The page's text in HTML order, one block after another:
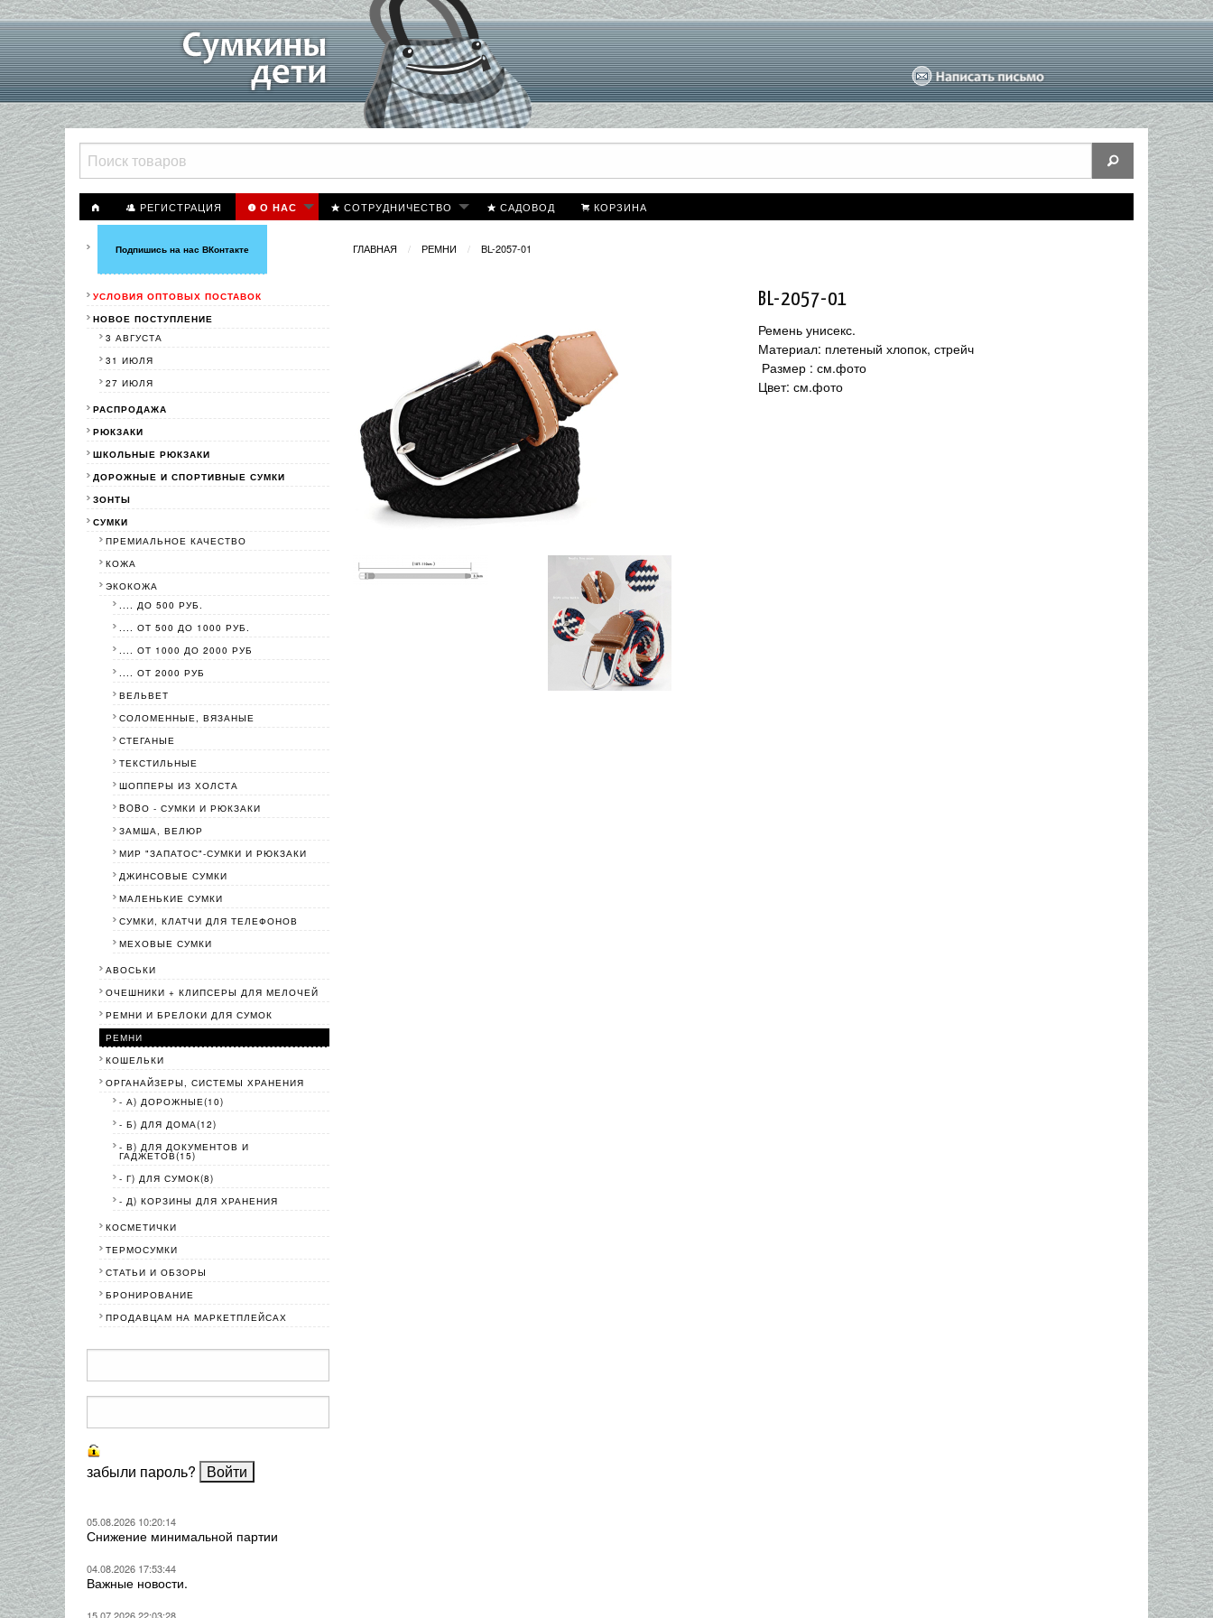
РЕГИСТРАЦИЯ О НАС СОТРУДНИЧЕСТВО САДОВОД КОРЗИНА
ГЛАВНАЯ РЕМНИ BL-2057-01
BL-2057-01
Ремень унисекс.
Материал: плетеный хлопок, стрейч
Размер : см.фото
Цвет: см.фото
Подпишись на нас ВКонтакте
УСЛОВИЯ ОПТОВЫХ ПОСТАВОК
НОВОЕ ПОСТУПЛЕНИЕ
3 АВГУСТА
31 ИЮЛЯ
27 ИЮЛЯ
РАСПРОДАЖА
РЮКЗАКИ
ШКОЛЬНЫЕ РЮКЗАКИ
ДОРОЖНЫЕ И СПОРТИВНЫЕ СУМКИ
ЗОНТЫ
СУМКИ
ПРЕМИАЛЬНОЕ КАЧЕСТВО
КОЖА
ЭКОКОЖА
.... ДО 500 РУБ.
.... ОТ 500 ДО 1000 РУБ.
.... ОТ 1000 ДО 2000 РУБ
.... ОТ 2000 РУБ
ВЕЛЬВЕТ
СОЛОМЕННЫЕ, ВЯЗАНЫЕ
СТЕГАНЫЕ
ТЕКСТИЛЬНЫЕ
ШОППЕРЫ ИЗ ХОЛСТА
BOBО - СУМКИ И РЮКЗАКИ
ЗАМША, ВЕЛЮР
МИР "ЗАПАТОС"-СУМКИ И РЮКЗАКИ
ДЖИНСОВЫЕ СУМКИ
МАЛЕНЬКИЕ СУМКИ
СУМКИ, КЛАТЧИ ДЛЯ ТЕЛЕФОНОВ
МЕХОВЫЕ СУМКИ
АВОСЬКИ
ОЧЕШНИКИ + КЛИПСЕРЫ ДЛЯ МЕЛОЧЕЙ
РЕМНИ И БРЕЛОКИ ДЛЯ СУМОК
РЕМНИ
КОШЕЛЬКИ
ОРГАНАЙЗЕРЫ, СИСТЕМЫ ХРАНЕНИЯ
- А) ДОРОЖНЫЕ(10)
- Б) ДЛЯ ДОМА(12)
- В) ДЛЯ ДОКУМЕНТОВ И
ГАДЖЕТОВ(15)
- Г) ДЛЯ СУМОК(8)
- Д) КОРЗИНЫ ДЛЯ ХРАНЕНИЯ
КОСМЕТИЧКИ
ТЕРМОСУМКИ
СТАТЬИ И ОБЗОРЫ
БРОНИРОВАНИЕ
ПРОДАВЦАМ НА МАРКЕТПЛЕЙСАХ
забыли пароль?
05.08.2026 10:20:14
Снижение минимальной партии
04.08.2026 17:53:44
Важные новости.
15.07.2026 22:03:28